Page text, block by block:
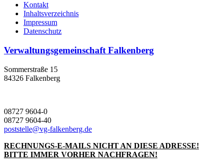
Kontakt
Inhaltsverzeichnis
Impressum
Datenschutz
Verwaltungsgemeinschaft Falkenberg
Sommerstraße 15
84326 Falkenberg
08727 9604-0
08727 9604-40
poststelle@vg-falkenberg.de
RECHNUNGS-E-MAILS NICHT AN DIESE ADRESSE!
BITTE IMMER VORHER NACHFRAGEN!